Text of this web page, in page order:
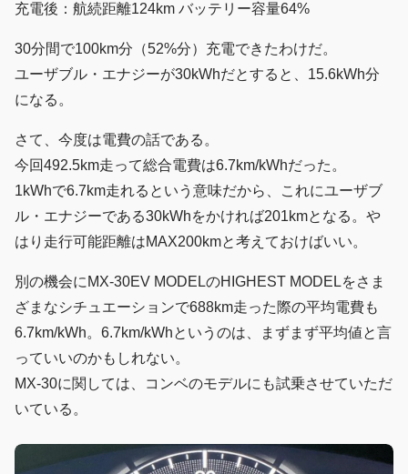
充電後：航続距離124km バッテリー容量64%
30分間で100km分（52%分）充電できたわけだ。
ユーザブル・エナジーが30kWhだとすると、15.6kWh分
になる。
さて、今度は電費の話である。
今回492.5km走って総合電費は6.7km/kWhだった。
1kWhで6.7km走れるという意味だから、これにユーザブ
ル・エナジーである30kWhをかければ201kmとなる。や
はり走行可能距離はMAX200kmと考えておけばいい。
別の機会にMX-30EV MODELのHIGHEST MODELをさま
ざまなシチュエーションで688km走った際の平均電費も
6.7km/kWh。6.7km/kWhというのは、まずまず平均値と言
っていいのかもしれない。
MX-30に関しては、コンベのモデルにも試乗させていただ
いている。